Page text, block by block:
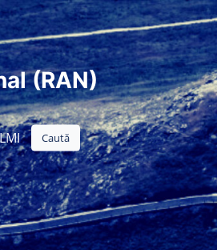
(RAN)